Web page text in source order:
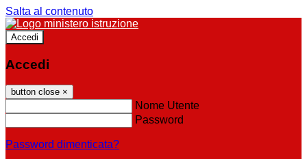
Salta al contenuto
Accedi
Accedi
button close ×
Nome Utente
Password
Password dimenticata?